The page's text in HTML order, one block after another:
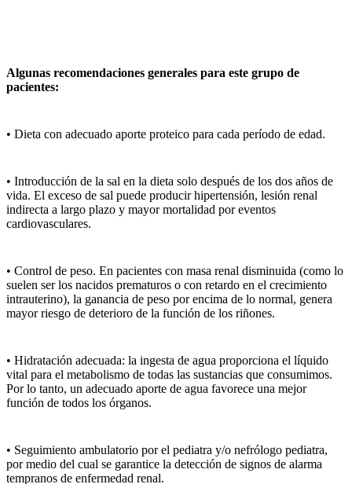
Algunas recomendaciones generales para este grupo de
pacientes:
• Dieta con adecuado aporte proteico para cada período de edad.
• Introducción de la sal en la dieta solo después de los dos años de
vida. El exceso de sal puede producir hipertensión, lesión renal
indirecta a largo plazo y mayor mortalidad por eventos
cardiovasculares.
• Control de peso. En pacientes con masa renal disminuida (como lo
suelen ser los nacidos prematuros o con retardo en el crecimiento
intrauterino), la ganancia de peso por encima de lo normal, genera
mayor riesgo de deterioro de la función de los riñones.
• Hidratación adecuada: la ingesta de agua proporciona el líquido
vital para el metabolismo de todas las sustancias que consumimos.
Por lo tanto, un adecuado aporte de agua favorece una mejor
función de todos los órganos.
• Seguimiento ambulatorio por el pediatra y/o nefrólogo pediatra,
por medio del cual se garantice la detección de signos de alarma
tempranos de enfermedad renal.